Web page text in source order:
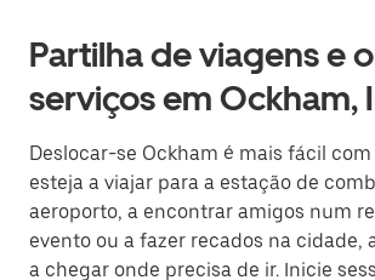
Partilha de viagens e
serviços em Ockham,
Deslocar-se Ockham é mais fácil com
esteja a viajar para a estação de
aeroporto, a encontrar amigos num
evento ou a fazer recados na cidade,
a chegar onde precisa de ir. Inicie